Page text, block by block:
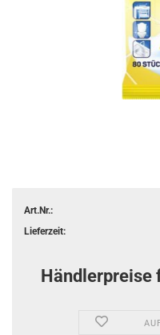
Art.Nr.:
Lieferzeit:
Händlerpreise